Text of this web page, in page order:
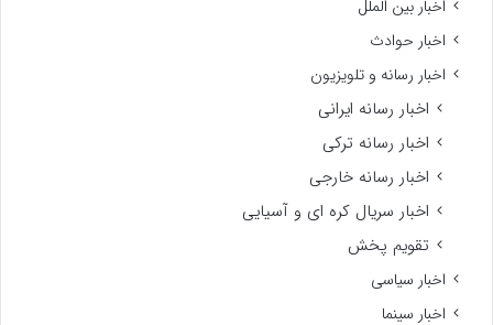
اخبار بین الملل
اخبار حوادث
اخبار رسانه و تلویزیون
اخبار رسانه ایرانی
اخبار رسانه ترکی
اخبار رسانه خارجی
اخبار سریال کره ای و آسیایی
تقویم پخش
اخبار سیاسی
اخبار سینما